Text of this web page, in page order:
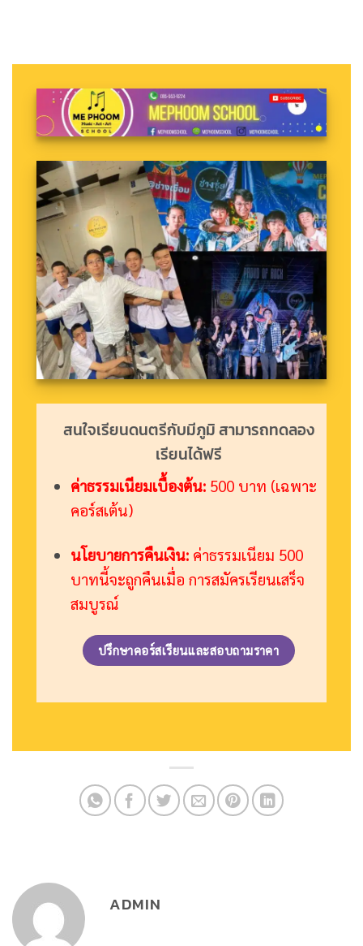
สนใจเรียนดนตรีกับมีภูมิ สามารถทดลอง
เรียนได้ฟรี
ค่าธรรมเนียมเบื้องต้น:500 บาท (เฉพาะ
คอร์สเต้น)
นโยบายการคืนเงิน:ค่าธรรมเนียม 500
บาทนี้จะถูกคืนเมื่อ การสมัครเรียนเสร็จ
สมบูรณ์
ปรึกษาคอร์สเรียนและสอบถามราคา
ADMIN